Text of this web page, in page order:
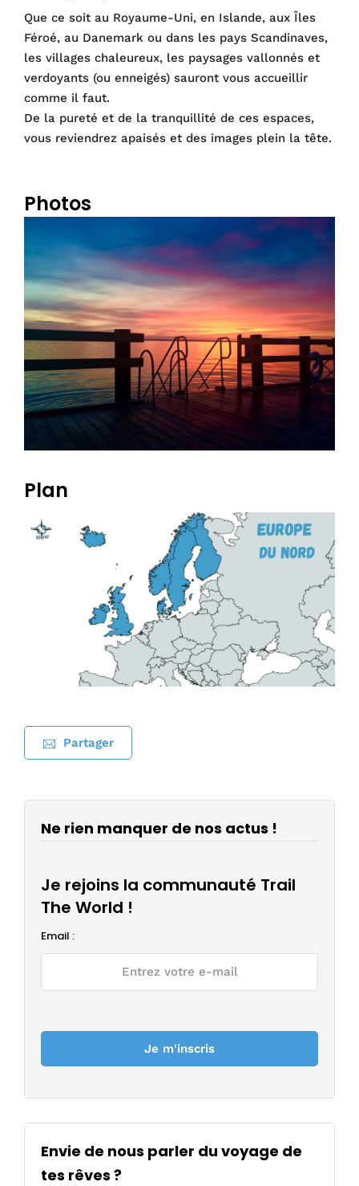
Que ce soit au Royaume-Uni, en Islande, aux Îles
Féroé, au Danemark ou dans les pays Scandinaves,
les villages chaleureux, les paysages vallonnés et
verdoyants (ou enneigés) sauront vous accueillir
comme il faut.
De la pureté et de la tranquillité de ces espaces,
vous reviendrez apaisés et des images plein la tête.
Photos
Plan
Partager
Ne rien manquer de nos actus !
Je rejoins la communauté Trail
The World !
Email :
Envie de nous parler du voyage de
tes rêves ?